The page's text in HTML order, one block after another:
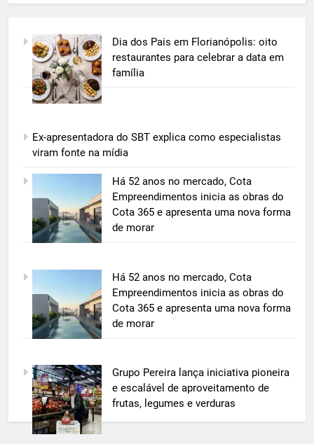
Dia dos Pais em Florianópolis: oito
restaurantes para celebrar a data em
família
Ex-apresentadora do SBT explica como especialistas
viram fonte na mídia
Há 52 anos no mercado, Cota
Empreendimentos inicia as obras do
Cota 365 e apresenta uma nova forma
de morar
Há 52 anos no mercado, Cota
Empreendimentos inicia as obras do
Cota 365 e apresenta uma nova forma
de morar
Grupo Pereira lança iniciativa pioneira
e escalável de aproveitamento de
frutas, legumes e verduras
5
Grupo Pereira lança iniciativa
pioneira e escalável de
aproveitamento de frutas, legumes
ECONOMIA & NEGÓCIOS
BIM transforma a construção civil
e mostra na prática como reduzir
custos, evitar desperdícios e
ECONOMIA & NEGÓCIOS
A 6ª edição do Prêmio ACI OCESC
de Jornalismo está com as
inscrições abertas
UTILIDADE PÚBLICA